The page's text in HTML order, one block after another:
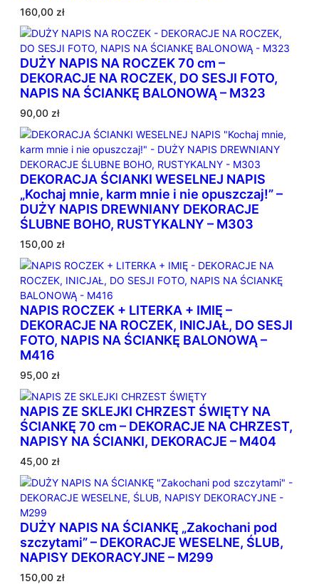
160,00 zł
DUŻY NAPIS NA ROCZEK 70 cm –
DEKORACJE NA ROCZEK, DO SESJI FOTO,
NAPIS NA ŚCIANKĘ BALONOWĄ – M323
90,00 zł
DEKORACJA ŚCIANKI WESELNEJ NAPIS
„Kochaj mnie, karm mnie i nie opuszczaj!” –
DUŻY NAPIS DREWNIANY DEKORACJE
ŚLUBNE BOHO, RUSTYKALNY – M303
150,00 zł
NAPIS ROCZEK + LITERKA + IMIĘ –
DEKORACJE NA ROCZEK, INICJAŁ, DO SESJI
FOTO, NAPIS NA ŚCIANKĘ BALONOWĄ –
M416
95,00 zł
NAPIS ZE SKLEJKI CHRZEST ŚWIĘTY NA
ŚCIANKĘ 70 cm – DEKORACJE NA CHRZEST,
NAPISY NA ŚCIANKI, DEKORACJE – M404
45,00 zł
DUŻY NAPIS NA ŚCIANKĘ „Zakochani pod
szczytami” – DEKORACJE WESELNE, ŚLUB,
NAPISY DEKORACYJNE – M299
150,00 zł